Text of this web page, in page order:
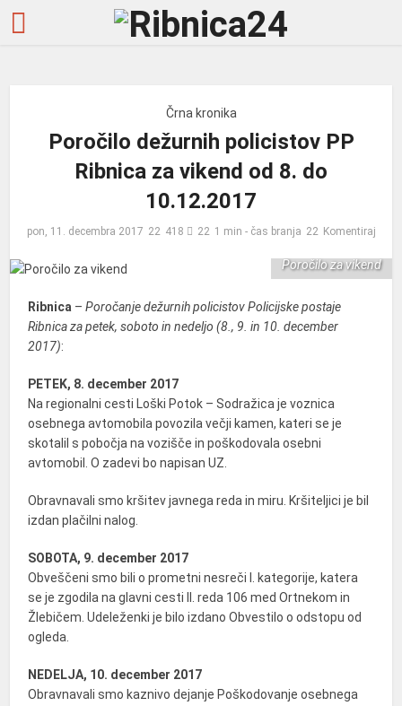
Črna kronika
Poročilo dežurnih policistov PP
Ribnica za vikend od 8. do
10.12.2017
pon, 11. decembra 2017 418 1 min - čas branja Komentiraj
Poročilo za vikend
Ribnica –Poročanje dežurnih policistov Policijske postaje
Ribnica za petek, soboto in nedeljo (8., 9. in 10. december
2017):
PETEK, 8. december 2017
Na regionalni cesti Loški Potok – Sodražica je voznica
osebnega avtomobila povozila večji kamen, kateri se je
skotalil s pobočja na vozišče in poškodovala osebni
avtomobil. O zadevi bo napisan UZ.
Obravnavali smo kršitev javnega reda in miru. Kršiteljici je bil
izdan plačilni nalog.
SOBOTA, 9. december 2017
Obveščeni smo bili o prometni nesreči I. kategorije, katera
se je zgodila na glavni cesti II. reda 106 med Ortnekom in
Žlebičem. Udeleženki je bilo izdano Obvestilo o odstopu od
ogleda.
NEDELJA, 10. december 2017
Obravnavali smo kaznivo dejanje Poškodovanje osebnega